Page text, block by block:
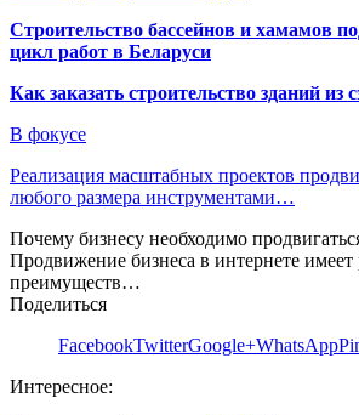
Строительство бассейнов и хамамов
цикл работ в Беларуси
Как заказать строительство зданий из
В фокусе
Реализация масштабных проектов
любого размера инструментами…
Почему бизнесу необходимо
Продвижение бизнеса в интернете
преимуществ…
Поделиться
FacebookTwitterGoogle+WhatsApp
Интересное: